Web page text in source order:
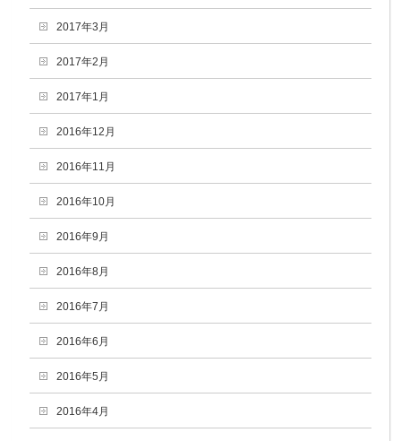
2017年3月
2017年2月
2017年1月
2016年12月
2016年11月
2016年10月
2016年9月
2016年8月
2016年7月
2016年6月
2016年5月
2016年4月